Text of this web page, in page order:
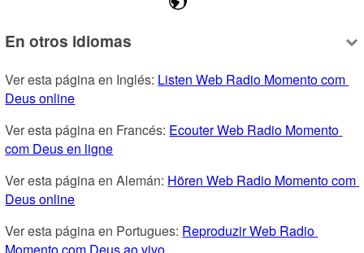
En otros idiomas
Ver esta página en Inglés: Listen Web Radio Momento com
Deus online
Ver esta página en Francés: Ecouter Web Radio Momento
com Deus en ligne
Ver esta página en Alemán: Hören Web Radio Momento com
Deus online
Ver esta página en Portugues: Reproduzir Web Radio
Momento com Deus ao vivo